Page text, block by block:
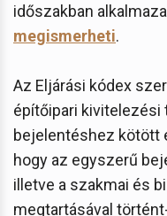
időszakban
megismerheti.
Az Eljárási kódex
építőipari
bejelentéshez kötött
hogy az egyszerű
illetve a szakmai és
megtartásával